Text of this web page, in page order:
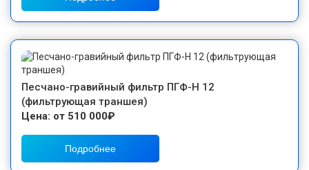
Песчано-гравийный фильтр ПГФ-Н 12
(фильтрующая траншея)
Цена: от 510 000₽
Подробнее